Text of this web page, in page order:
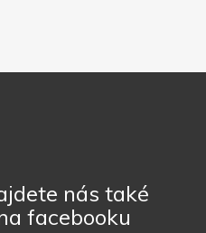
nás také
facebooku